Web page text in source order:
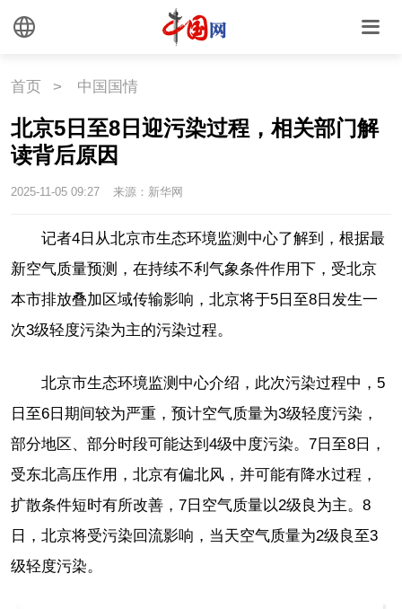
首页 > 中国国情
北京5日至8日迎污染过程，相关部门解
读背后原因
2025-11-05 09:27 来源：新华网
记者4日从北京市生态环境监测中心了解到，根据最
新空气质量预测，在持续不利气象条件作用下，受北京
本市排放叠加区域传输影响，北京将于5日至8日发生一
次3级轻度污染为主的污染过程。
北京市生态环境监测中心介绍，此次污染过程中，5
日至6日期间较为严重，预计空气质量为3级轻度污染，
部分地区、部分时段可能达到4级中度污染。7日至8日，
受东北高压作用，北京有偏北风，并可能有降水过程，
扩散条件短时有所改善，7日空气质量以2级良为主。8
日，北京将受污染回流影响，当天空气质量为2级良至3
级轻度污染。